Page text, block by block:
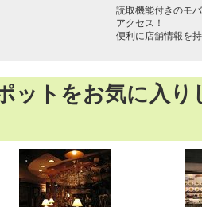
読取機能付きのモ
アクセス！
便利に店舗情報を
ットをお気に入